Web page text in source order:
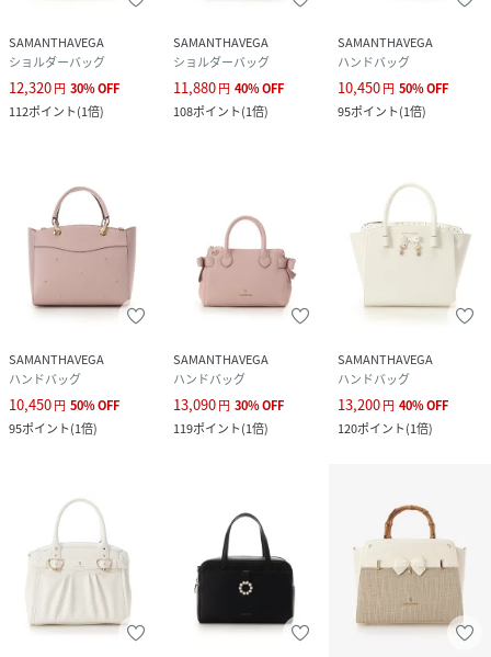
SAMANTHAVEGA
ショルダーバッグ
12,320円 30%OFF
112ポイント(1倍)
SAMANTHAVEGA
ショルダーバッグ
11,880円 40%OFF
108ポイント(1倍)
SAMANTHAVEGA
ハンドバッグ
10,450円 50%OFF
95ポイント(1倍)
SAMANTHAVEGA
ハンドバッグ
10,450円 50%OFF
95ポイント(1倍)
SAMANTHAVEGA
ハンドバッグ
13,090円 30%OFF
119ポイント(1倍)
SAMANTHAVEGA
ハンドバッグ
13,200円 40%OFF
120ポイント(1倍)